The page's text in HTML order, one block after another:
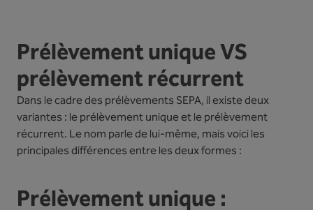
Prélèvement unique VS
prélèvement récurrent
Dans le cadre des prélèvements SEPA, il existe deux
variantes : le prélèvement unique et le prélèvement
récurrent. Le nom parle de lui-même, mais voici les
principales différences entre les deux formes :
Prélèvement unique :